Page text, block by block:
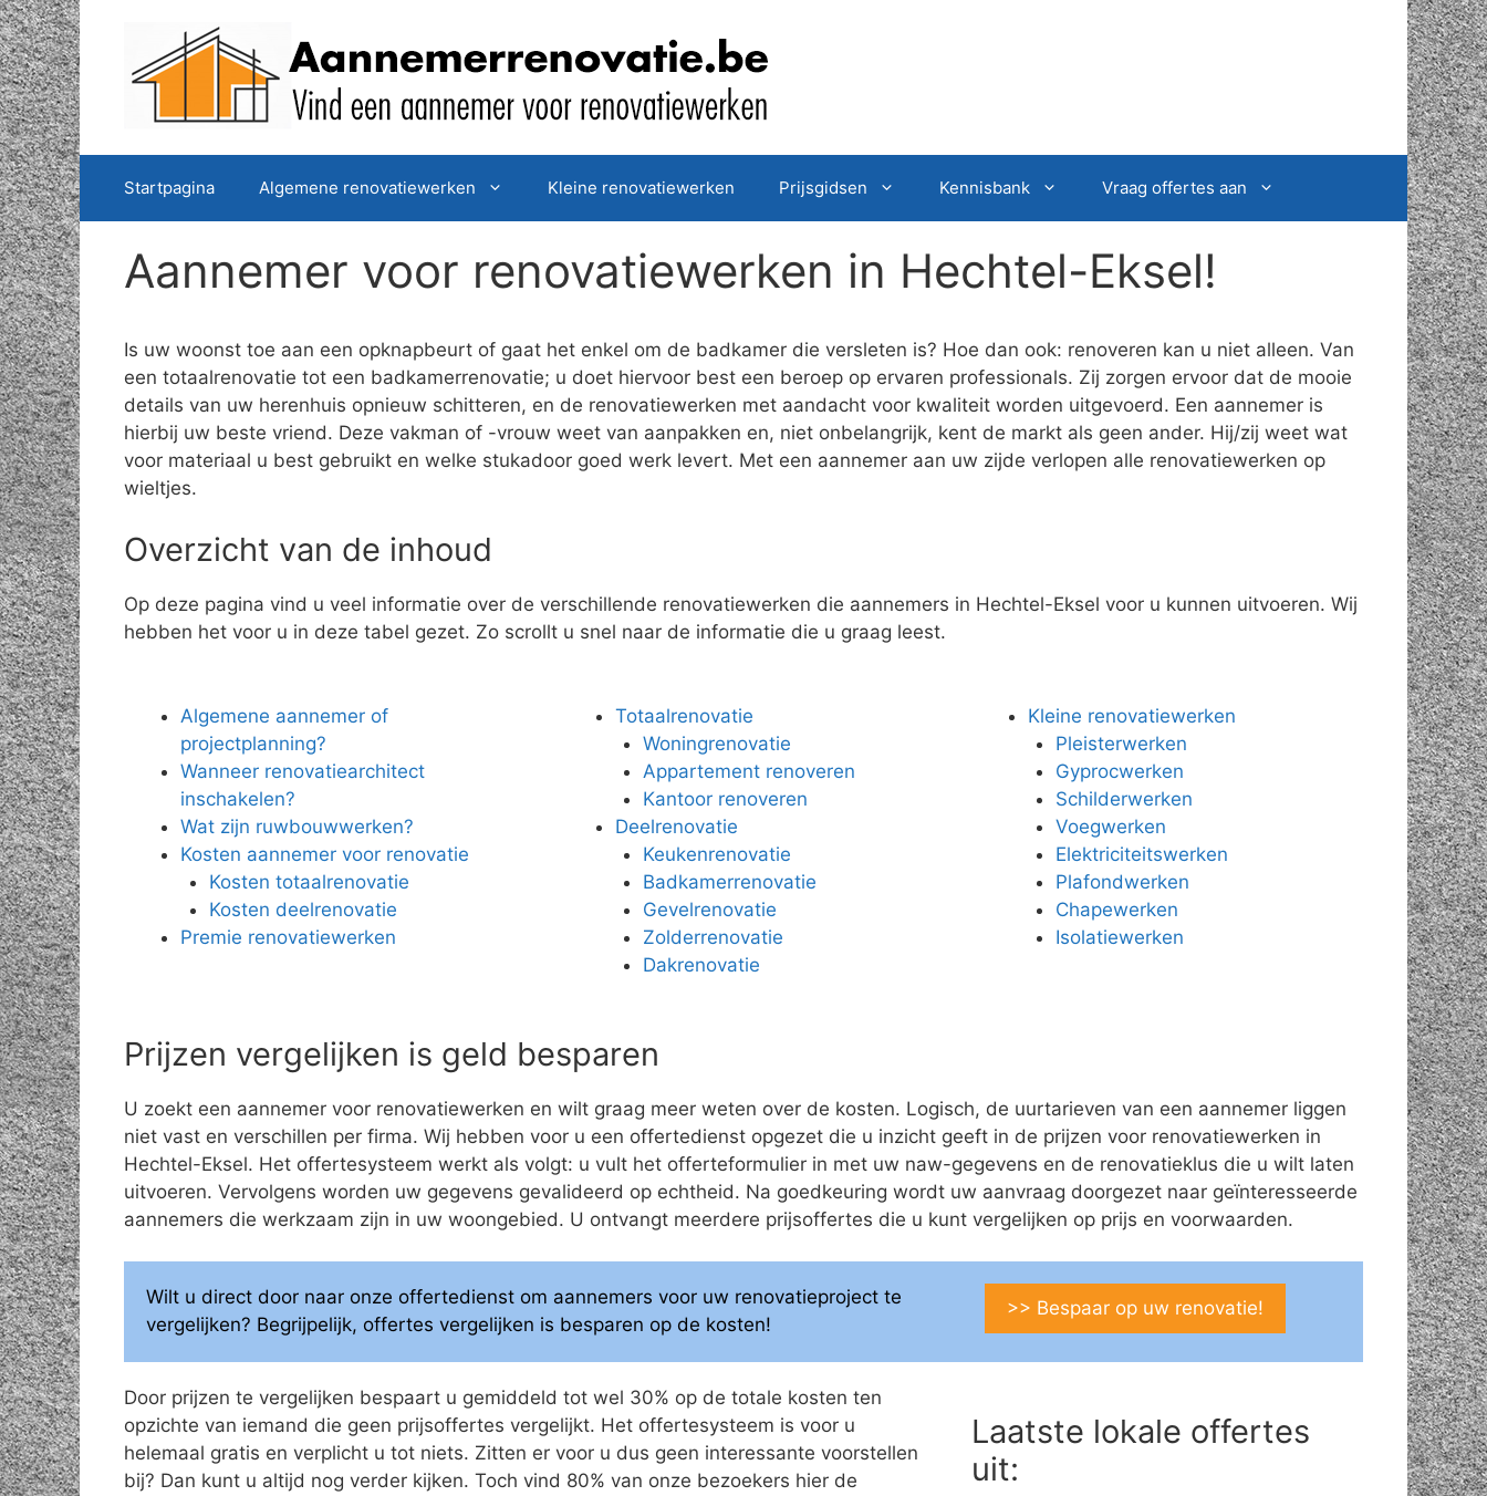
Spring
naar
de
inhoud
Startpagina Algemene renovatiewerken Kleine renovatiewerken Prijsgidsen Kennisbank Vraag offertes aan
Aannemer voor renovatiewerken in Hechtel-Eksel!
Is uw woonst toe aan een opknapbeurt of gaat het enkel om de badkamer die versleten is? Hoe dan ook: renoveren kan u niet alleen. Van
een totaalrenovatie tot een badkamerrenovatie; u doet hiervoor best een beroep op ervaren professionals. Zij zorgen ervoor dat de mooie
details van uw herenhuis opnieuw schitteren, en de renovatiewerken met aandacht voor kwaliteit worden uitgevoerd. Een aannemer is
hierbij uw beste vriend. Deze vakman of -vrouw weet van aanpakken en, niet onbelangrijk, kent de markt als geen ander. Hij/zij weet wat
voor materiaal u best gebruikt en welke stukadoor goed werk levert. Met een aannemer aan uw zijde verlopen alle renovatiewerken op
wieltjes.
Overzicht van de inhoud
Op deze pagina vind u veel informatie over de verschillende renovatiewerken die aannemers in Hechtel-Eksel voor u kunnen uitvoeren. Wij
hebben het voor u in deze tabel gezet. Zo scrollt u snel naar de informatie die u graag leest.
Algemene aannemer of
projectplanning?
Wanneer renovatiearchitect
inschakelen?
Wat zijn ruwbouwwerken?
Kosten aannemer voor renovatie
Kosten totaalrenovatie
Kosten deelrenovatie
Premie renovatiewerken
Totaalrenovatie
Woningrenovatie
Appartement renoveren
Kantoor renoveren
Deelrenovatie
Keukenrenovatie
Badkamerrenovatie
Gevelrenovatie
Zolderrenovatie
Dakrenovatie
Kleine renovatiewerken
Pleisterwerken
Gyprocwerken
Schilderwerken
Voegwerken
Elektriciteitswerken
Plafondwerken
Chapewerken
Isolatiewerken
Prijzen vergelijken is geld besparen
U zoekt een aannemer voor renovatiewerken en wilt graag meer weten over de kosten. Logisch, de uurtarieven van een aannemer liggen
niet vast en verschillen per firma. Wij hebben voor u een offertedienst opgezet die u inzicht geeft in de prijzen voor renovatiewerken in
Hechtel-Eksel. Het offertesysteem werkt als volgt: u vult het offerteformulier in met uw naw-gegevens en de renovatieklus die u wilt laten
uitvoeren. Vervolgens worden uw gegevens gevalideerd op echtheid. Na goedkeuring wordt uw aanvraag doorgezet naar geïnteresseerde
aannemers die werkzaam zijn in uw woongebied. U ontvangt meerdere prijsoffertes die u kunt vergelijken op prijs en voorwaarden.
Wilt u direct door naar onze offertedienst om aannemers voor uw renovatieproject te
vergelijken? Begrijpelijk, offertes vergelijken is besparen op de kosten!
>> Bespaar op uw renovatie!
Door prijzen te vergelijken bespaart u gemiddeld tot wel 30% op de totale kosten ten
opzichte van iemand die geen prijsoffertes vergelijkt. Het offertesysteem is voor u
helemaal gratis en verplicht u tot niets. Zitten er voor u dus geen interessante voorstellen
bij? Dan kunt u altijd nog verder kijken. Toch vind 80% van onze bezoekers hier de
Laatste lokale offertes
uit: